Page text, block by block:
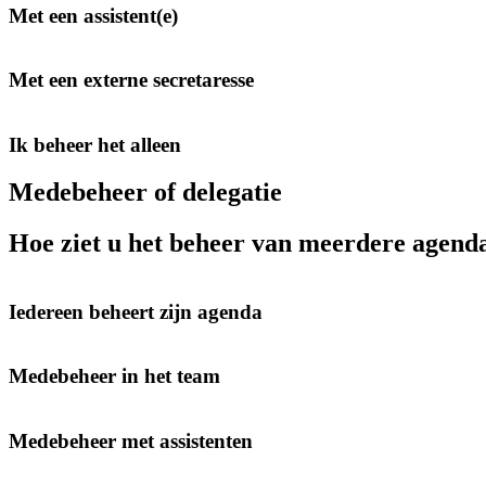
Met een assistent(e)
Met een externe secretaresse
Ik beheer het alleen
Medebeheer of delegatie
Hoe ziet u het beheer van meerdere
Iedereen beheert zijn agenda
Medebeheer in het team
Medebeheer met assistenten